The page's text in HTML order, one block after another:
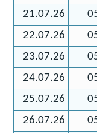
21.07.26
22.07.26
23.07.26
24.07.26
25.07.26
26.07.26